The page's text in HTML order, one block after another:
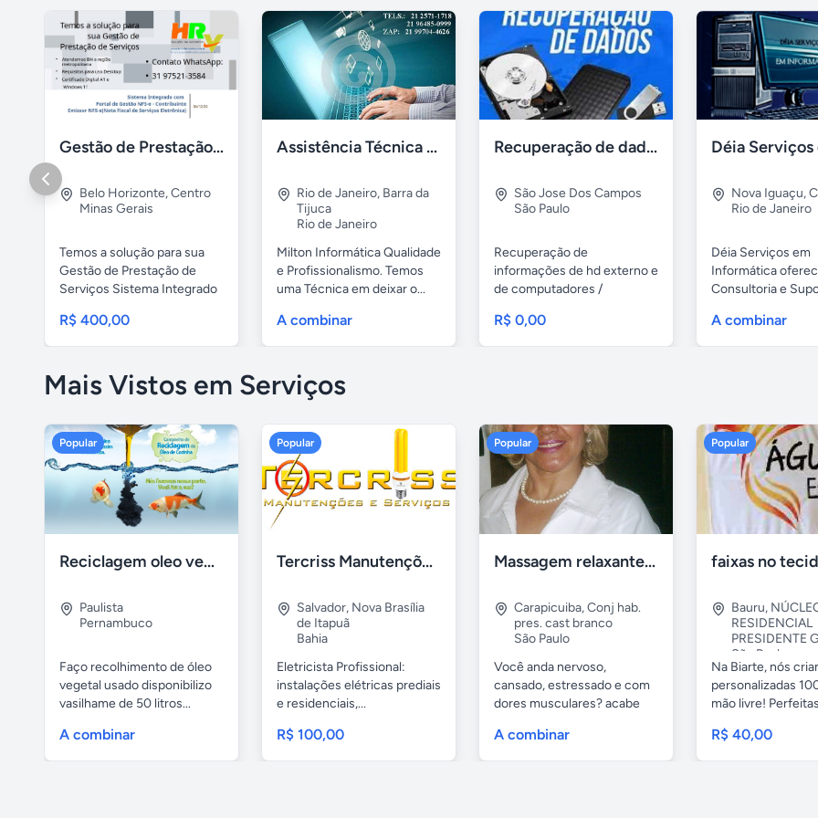
Gestão de Prestação de Serviços NFS-e Emissor Nacional
Belo Horizonte,Centro
Minas Gerais
Temos a solução para sua
Gestão de Prestação de
Serviços Sistema Integrado
R$ 400,00
Assistência Técnica Informática Imediata Barra da Tijuca
Rio de Janeiro, Barra da
Tijuca
Rio de Janeiro
Milton Informática Qualidade
e Profissionalismo. Temos
uma Técnica em deixar o...
A combinar
Recuperação de dados e informações de hd
São Jose Dos Campos
São Paulo
Recuperação de
informações de hd externo e
de computadores /
R$ 0,00
Nova Iguaçu,
Rio de Janeiro
Déia Serviços em
Informática
Consultoria e
A combinar
Mais Vistos em Serviços
Popular
Reciclagem oleo vegetal
Paulista
Pernambuco
Faço recolhimento de óleo
vegetal usado disponibilizo
vasilhame de 50 litros...
A combinar
Popular
Tercriss Manutenções e Serviços
Salvador, Nova Brasília
de Itapuã
Bahia
Eletricista Profissional:
instalações elétricas prediais
e residenciais,...
R$ 100,00
Popular
Massagem relaxante- terapeutica e depilação
Carapicuiba,Conj hab.
pres. cast branco
São Paulo
Você anda nervoso,
cansado, estressado e com
dores musculares? acabe
A combinar
Popular
Bauru,
RESIDENCIAL
PRESIDENTE
São Paulo
Na Biarte, nós
personalizadas
mão livre!
R$ 40,00